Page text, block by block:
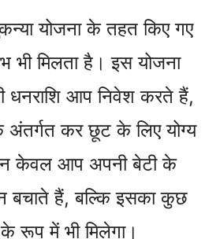
योजना के तहत किए गए
भी मिलता है। इस योजना
धनराशि आप निवेश करते हैं,
अंतर्गत कर छूट के लिए योग्य
केवल आप अपनी बेटी के
बचाते हैं, बल्कि इसका कुछ
रूप में भी मिलेगा।